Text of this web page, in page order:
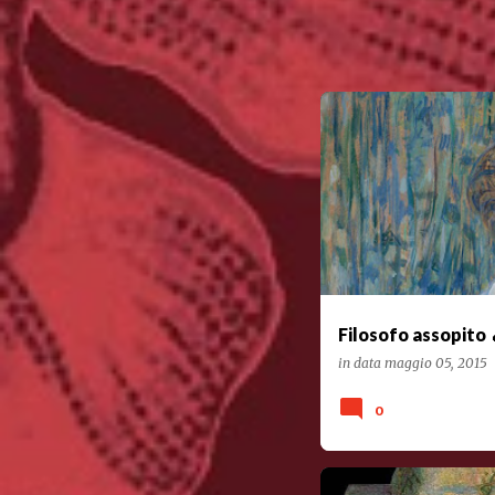
Filosofo assopito
in data maggio 05, 2015
#POESIARECITATA
0